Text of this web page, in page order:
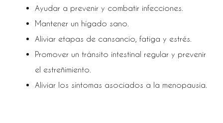
Ayudar a prevenir y combatir infecciones.
Mantener un hígado sano.
Aliviar etapas de cansancio, fatiga y estrés.
Promover un tránsito intestinal regular y prevenir
el estreñimiento.
Aliviar los síntomas asociados a la menopausia.